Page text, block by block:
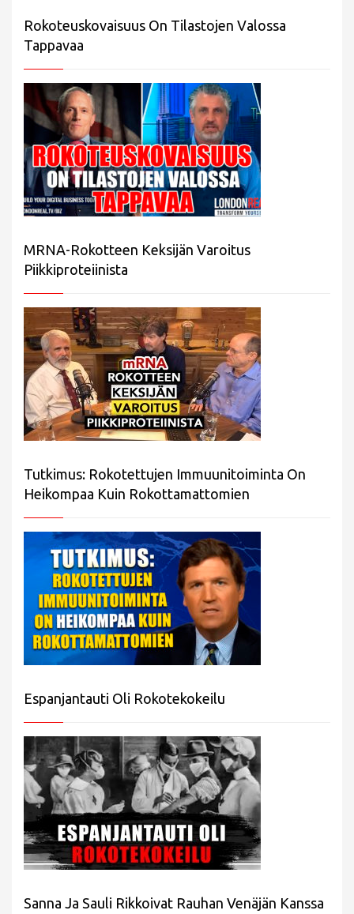
Rokoteuskovaisuus On Tilastojen Valossa
Tappavaa
MRNA-Rokotteen Keksijän Varoitus
Piikkiproteiinista
Tutkimus: Rokotettujen Immuunitoiminta On
Heikompaa Kuin Rokottamattomien
Espanjantauti Oli Rokotekokeilu
Sanna Ja Sauli Rikkoivat Rauhan Venäjän Kanssa